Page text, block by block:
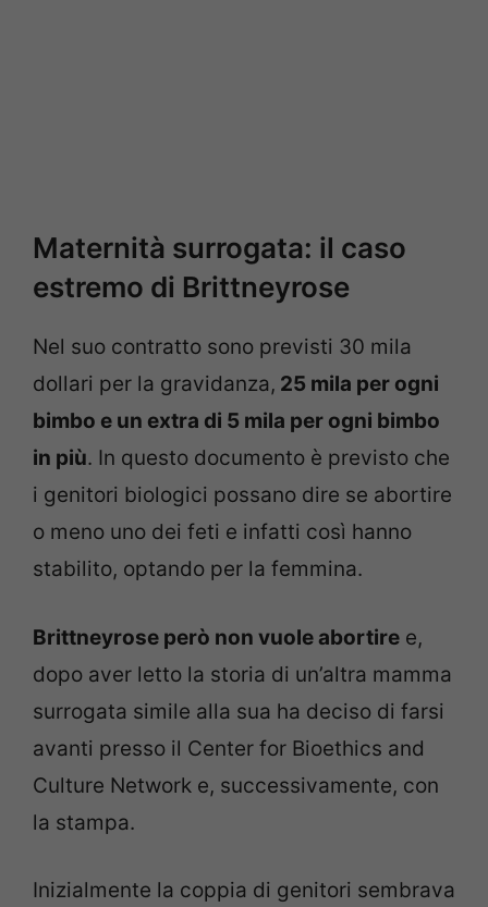
Maternità surrogata: il caso
estremo di Brittneyrose
Nel suo contratto sono previsti 30 mila
dollari per la gravidanza, 25 mila per ogni
bimbo e un extra di 5 mila per ogni bimbo
in più. In questo documento è previsto che
i genitori biologici possano dire se abortire
o meno uno dei feti e infatti così hanno
stabilito, optando per la femmina.
Brittneyrose però non vuole abortire e,
dopo aver letto la storia di un’altra mamma
surrogata simile alla sua ha deciso di farsi
avanti presso il Center for Bioethics and
Culture Network e, successivamente, con
la stampa.
Inizialmente la coppia di genitori sembrava